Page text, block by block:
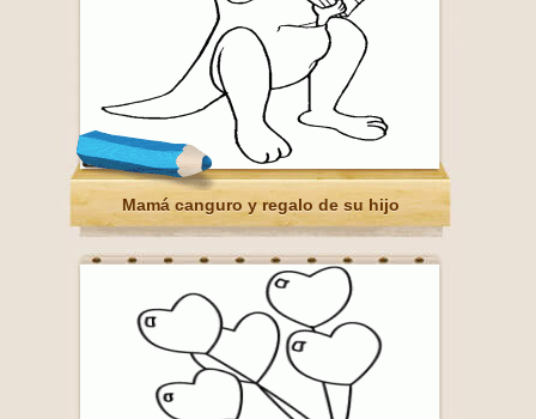
Mamá canguro y regalo de su hijo